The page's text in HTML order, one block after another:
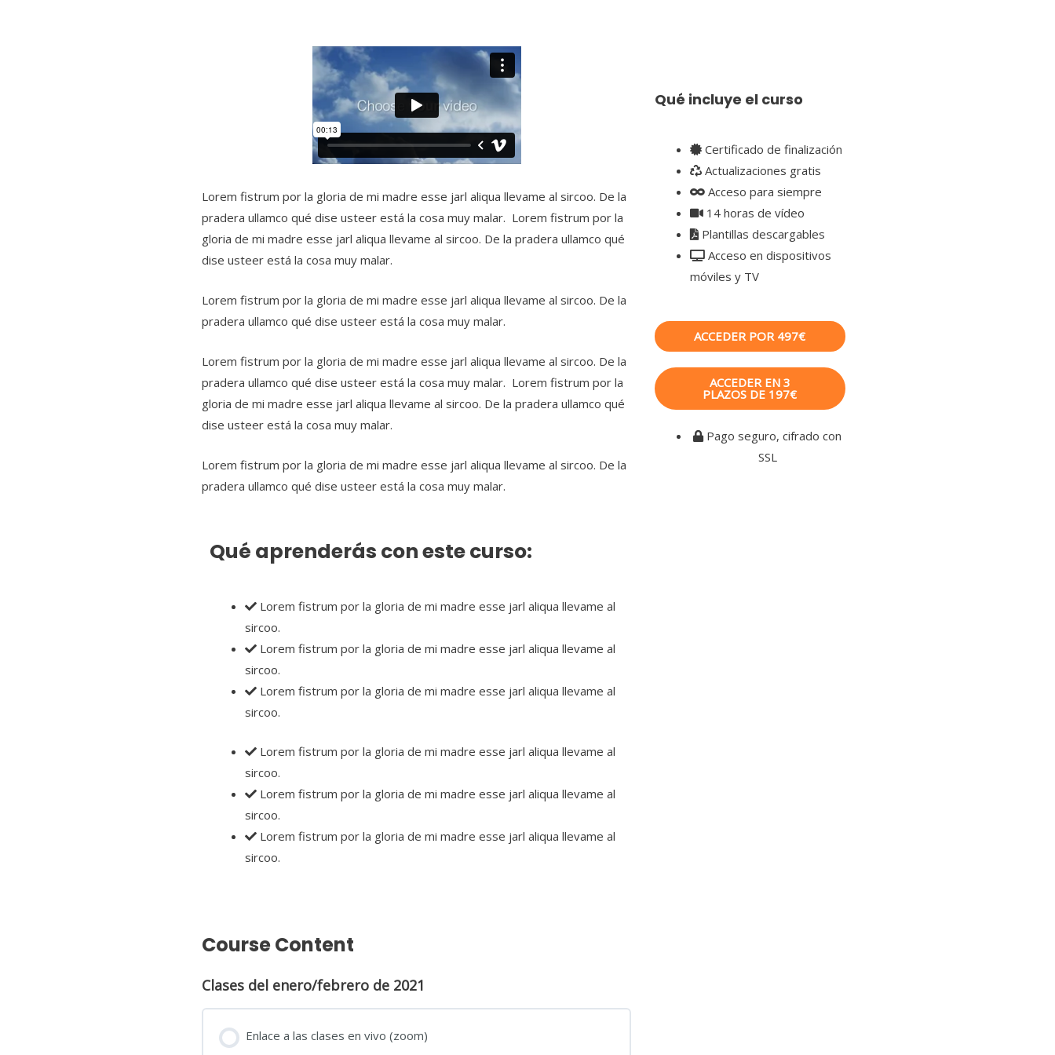
Lorem fistrum por la gloria de mi madre esse jarl aliqua llevame al sircoo. De la
pradera ullamco qué dise usteer está la cosa muy malar. Lorem fistrum por la
gloria de mi madre esse jarl aliqua llevame al sircoo. De la pradera ullamco qué
dise usteer está la cosa muy malar.
Lorem fistrum por la gloria de mi madre esse jarl aliqua llevame al sircoo. De la
pradera ullamco qué dise usteer está la cosa muy malar.
Lorem fistrum por la gloria de mi madre esse jarl aliqua llevame al sircoo. De la
pradera ullamco qué dise usteer está la cosa muy malar. Lorem fistrum por la
gloria de mi madre esse jarl aliqua llevame al sircoo. De la pradera ullamco qué
dise usteer está la cosa muy malar.
Lorem fistrum por la gloria de mi madre esse jarl aliqua llevame al sircoo. De la
pradera ullamco qué dise usteer está la cosa muy malar.
Qué aprenderás con este curso:
Lorem fistrum por la gloria de mi madre esse jarl aliqua llevame al
sircoo.
Lorem fistrum por la gloria de mi madre esse jarl aliqua llevame al
sircoo.
Lorem fistrum por la gloria de mi madre esse jarl aliqua llevame al
sircoo.
Lorem fistrum por la gloria de mi madre esse jarl aliqua llevame al
sircoo.
Lorem fistrum por la gloria de mi madre esse jarl aliqua llevame al
sircoo.
Lorem fistrum por la gloria de mi madre esse jarl aliqua llevame al
sircoo.
Qué incluye el curso
Certificado de finalización
Actualizaciones gratis
Acceso para siempre
14 horas de vídeo
Plantillas descargables
Acceso en dispositivos
móviles y TV
ACCEDER POR 497€
ACCEDER EN 3
PLAZOS DE 197€
Pago seguro, cifrado con
SSL
Course Content
Clases del enero/febrero de 2021
Enlace a las clases en vivo (zoom)